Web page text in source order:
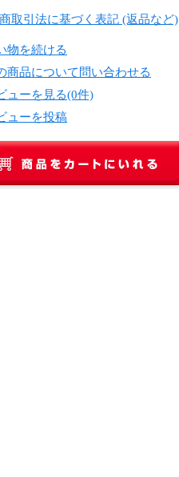
取引法に基づく表記 (返品など)
物を続ける
商品について問い合わせる
ューを見る(0件)
ューを投稿